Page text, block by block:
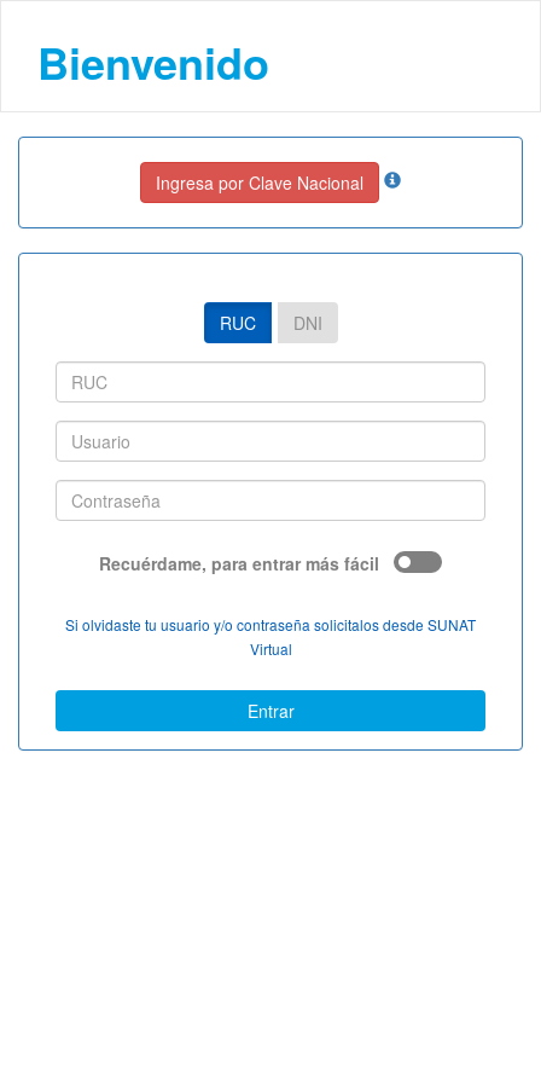
Bienvenido
Ingresa por Clave Nacional
RUC DNI
Recuérdame, para entrar más fácil
Si olvidaste tu usuario y/o contraseña solicitalos desde SUNAT
Virtual
Entrar